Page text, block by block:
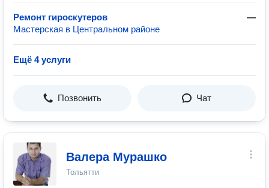
Ремонт гироскутеров
—
Мастерская в Центральном районе
Ещё 4 услуги
Позвонить Чат
Валера Мурашко
Тольятти